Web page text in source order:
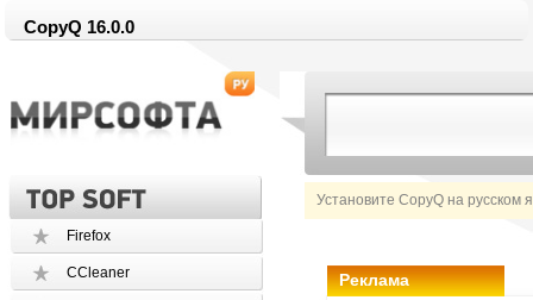
CopyQ 16.0.0
Установите CopyQ на русском
Firefox
CCleaner Реклама